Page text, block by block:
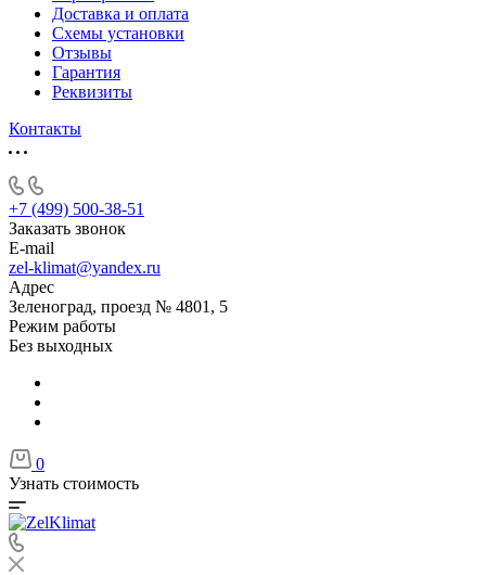
Доставка и оплата
Схемы установки
Отзывы
Гарантия
Реквизиты
Контакты
+7 (499) 500-38-51
Заказать звонок
E-mail
zel-klimat@yandex.ru
Адрес
Зеленоград, проезд № 4801, 5
Режим работы
Без выходных
0
Узнать стоимость